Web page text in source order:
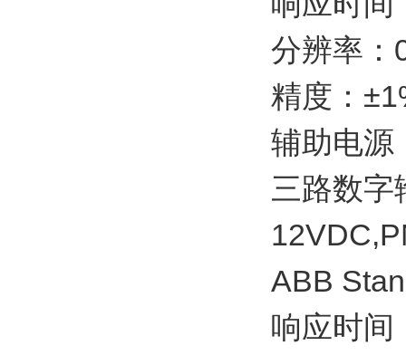
分辨率：
精度：
辅助电源
三路数字
ABB
响应时间